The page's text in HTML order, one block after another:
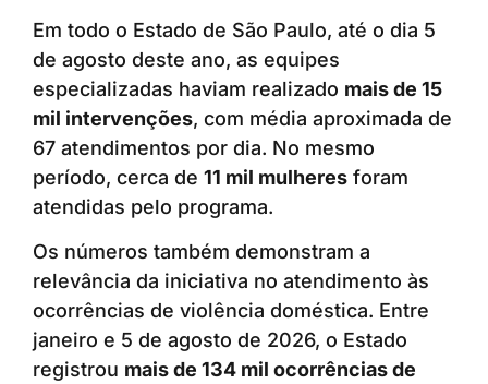
Em todo o Estado de São Paulo, até o dia 5
de agosto deste ano, as equipes
especializadas haviam realizado mais de 15
mil intervenções, com média aproximada de
67 atendimentos por dia. No mesmo
período, cerca de 11 mil mulheres foram
atendidas pelo programa.
Os números também demonstram a
relevância da iniciativa no atendimento às
ocorrências de violência doméstica. Entre
janeiro e 5 de agosto de 2026, o Estado
registrou mais de 134 mil ocorrências de